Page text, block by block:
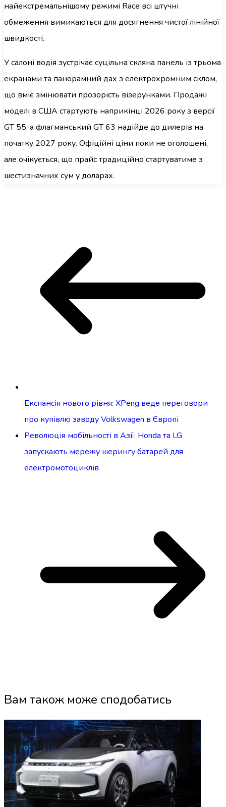
найекстремальнішому режимі Race всі штучні
обмеження вимикаються для досягнення чистої лінійної
швидкості.
У салоні водія зустрічає суцільна скляна панель із трьома
екранами та панорамний дах з електрохромним склом,
що вміє змінювати прозорість візерунками. Продажі
моделі в США стартують наприкінці 2026 року з версії
GT 55, а флагманський GT 63 надійде до дилерів на
початку 2027 року. Офіційні ціни поки не оголошені,
але очікується, що прайс традиційно стартуватиме з
шестизначних сум у доларах.
Експансія нового рівня: XPeng веде переговори
про купівлю заводу Volkswagen в Європі
Революція мобільності в Азії: Honda та LG
запускають мережу шерингу батарей для
електромотоциклів
Вам також може сподобатись